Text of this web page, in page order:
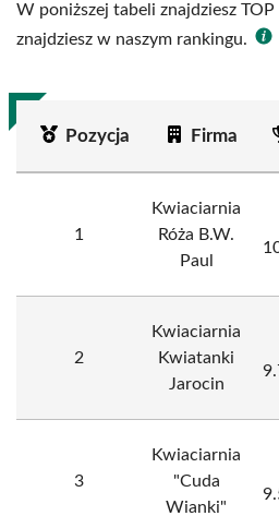
W poniższej tabeli znajdziesz
znajdziesz w naszym rankingu.
Pozycja Firma
1
Kwiaciarnia
Róża B.W.
Paul
2
Kwiaciarnia
Kwiatanki
Jarocin
3
Kwiaciarnia
"Cuda
Wianki"